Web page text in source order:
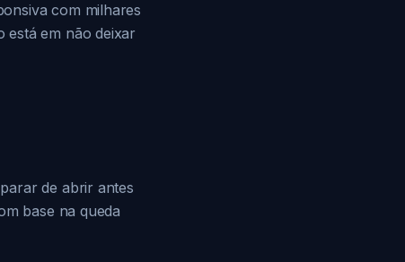
com milhares
está em não deixar
de abrir antes
base na queda